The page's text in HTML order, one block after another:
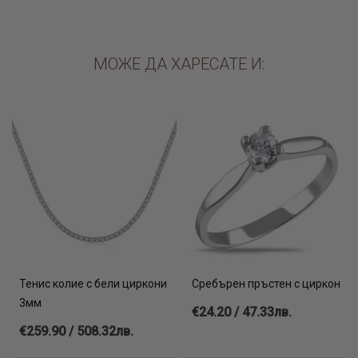
МОЖЕ ДА ХАРЕСАТЕ И:
Тенис колие с бели циркони
3мм
€259.90 / 508.32лв.
Сребърен пръстен с циркон
€24.20 / 47.33лв.